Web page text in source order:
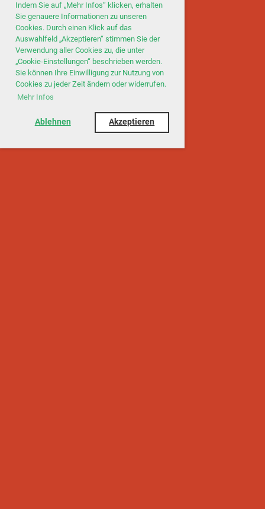
Indem Sie auf „Mehr Infos“ klicken, erhalten
Sie genauere Informationen zu unseren
Cookies. Durch einen Klick auf das
Auswahlfeld „Akzeptieren“ stimmen Sie der
Verwendung aller Cookies zu, die unter
„Cookie-Einstellungen“ beschrieben werden.
Sie können Ihre Einwilligung zur Nutzung von
Cookies zu jeder Zeit ändern oder widerrufen.
Mehr Infos
Ablehnen Akzeptieren